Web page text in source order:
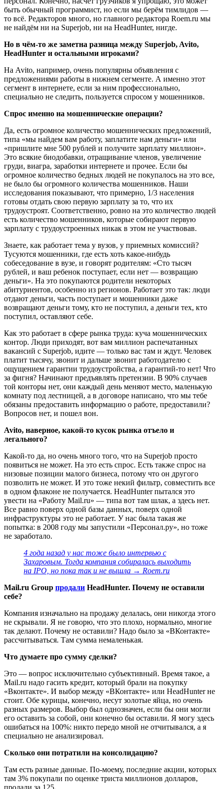
быть обычный программист, но если мы берём тимлидов —
то всё. Редакторов много, но главного редактора Roem.ru мы
не найдём ни на Superjob, ни на HeadHunter, нигде.
Но в чём-то же заметна разница между Superjob, Avito,
HeadHunter и остальными игроками?
На Avito, например, очень популярны объявления с
предложениями работы в нижнем сегменте. А именно этот
сегмент в интернете, если за ним профессионально,
специально не следить, пользуется спросом у мошенников.
Спрос именно на мошеннические операции?
Да, есть огромное количество мошеннических предложений,
типа «мы найдем вам работу, заплатите нам деньги» или
«пришлите мне 500 рублей и получите зарплату миллион».
Это всякие биодобавки, отращивание членов, увеличение
груди, виагра, заработки интернете и прочее. Если бы
огромное количество бедных людей не покупалось на это все,
не было бы огромного количества мошенников. Наши
исследования показывают, что примерно, 1/3 населения
готовы отдать свою первую зарплату за то, что их
трудоустроят. Соответственно, ровно на это количество людей
есть количество мошенников, которые собирают первую
зарплату с трудоустроенных никак в этом не участвовав.
Знаете, как работает тема у вузов, у приемных комиссий?
Тусуются мошенники, где есть хоть какое-нибудь
собеседование в вузе, и говорят родителям: «Сто тысяч
рублей, и ваш ребенок поступает, если нет — возвращаю
деньги». На это покупаются родители некоторых
абитуриентов, особенно из регионов. Работает это так: люди
отдают деньги, часть поступает и мошенники даже
возвращают деньги тому, кто не поступил, а деньги тех, кто
поступил, оставляют себе.
Как это работает в сфере рынка труда: куча мошеннических
контор. Люди приходят, вот вам миллион распечатанных
вакансий с Superjob, идите — только вас там и ждут. Человек
платит тысячу, звонит и дальше звонит работодателю с
ощущением гарантии трудоустройства, а гарантий-то нет! Что
за фигня? Начинают предъявлять претензии. В 90% случаев
той конторы нет, они каждый день меняют место, маленькую
комнату под лестницей, а в договоре написано, что мы тебе
обязаны предоставить информацию о работе, предоставили?
Вопросов нет, и пошел вон.
Avito, наверное, какой-то кусок рынка отъело и
легального?
Какой-то да, но очень много того, что на Superjob просто
появиться не может. На это есть спрос. Есть также спрос на
низовые позиции малого бизнеса, потому что он другого
позволить не может. И это тоже некий фильтр, совместить все
в одном флаконе не получается. HeadHunter пытался это
увести на «Работу Mail.ru» — типа вот там шлак, а здесь нет.
Все равно поверх одной базы данных, поверх одной
инфраструктуры это не работает. У нас была такая же
попытка: в 2008 году мы запустили «Персонал.ру», но тоже
не заработало.
4 года назад у нас тоже было интервью с
Захаровым. Тогда компания собиралась выходить
на IPO, но пока так и не вышла → Roem.ru
Mail.ru Group продали HeadHunter. Почему не оставили
себе?
Компания изначально на продажу делалась, они никогда этого
не скрывали. Я не говорю, что это плохо, нормально, многие
так делают. Почему не оставили? Надо было за «ВКонтакте»
рассчитываться. Там сумма немаленькая.
Что думаете про сумму сделки?
Это — вопрос исключительно субъективный. Время такое, а
Mail.ru надо гасить кредит, который брали на покупку
«Вконтакте». И выбор между «ВКонтакте» или HeadHunter не
стоит. Обе курицы, конечно, несут золотые яйца, но очень
разных размеров. Выбор был однозначен, если бы они могли
его оставить за собой, они конечно бы оставили. Я могу здесь
ошибаться на 100%: никто передо мной не отчитывался, а я
специально не анализировал.
Сколько они потратили на консолидацию?
Там есть разные данные. По-моему, последние акции, которых
там 3% покупали по оценке триста миллионов долларов,
продали за 125.